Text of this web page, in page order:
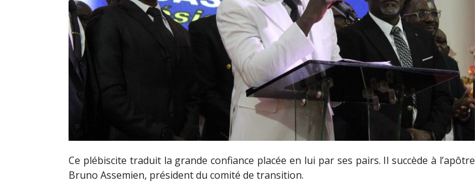
Ce plébiscite traduit la grande confiance placée en lui par ses pairs. Il succède à l’apôtre
Bruno Assemien, président du comité de transition.